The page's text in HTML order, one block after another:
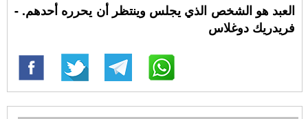
العبد هو الشخص الذي يجلس وينتظر أن يحرره أحدهم. -
فريدريك دوغلاس